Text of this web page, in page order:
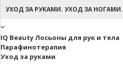
УХОД ЗА РУКАМИ. УХОД ЗА НОГАМИ.
IQ Beauty Лосьоны для рук и тела
Парафинотерапия
Уход за руками